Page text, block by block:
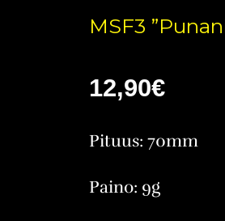
MSF3
12,90€
Pituus: 70mm
Paino: 9g